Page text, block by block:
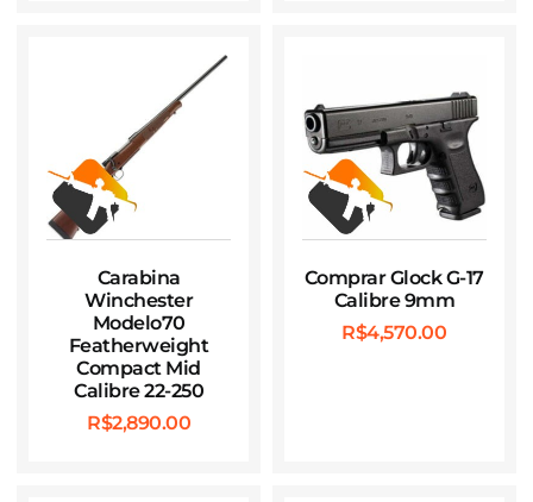
Carabina
Winchester
Modelo70
Featherweight
Compact Mid
Calibre 22-250
R$2,890.00
Comprar Glock G-17
Calibre 9mm
R$4,570.00